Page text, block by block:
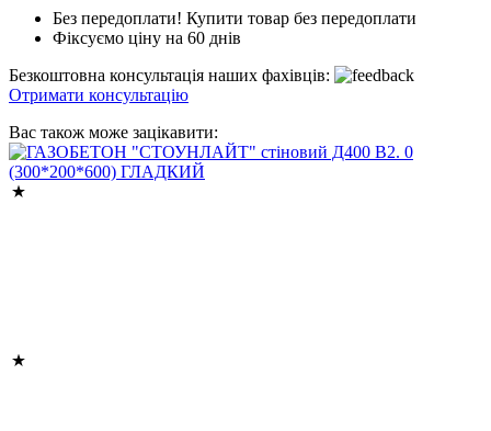
Без передоплати! Купити товар без передоплати
Фіксуємо ціну на 60 днів
Безкоштовна консультація наших фахівців:
Отримати консультацію
Вас також може зацікавити: